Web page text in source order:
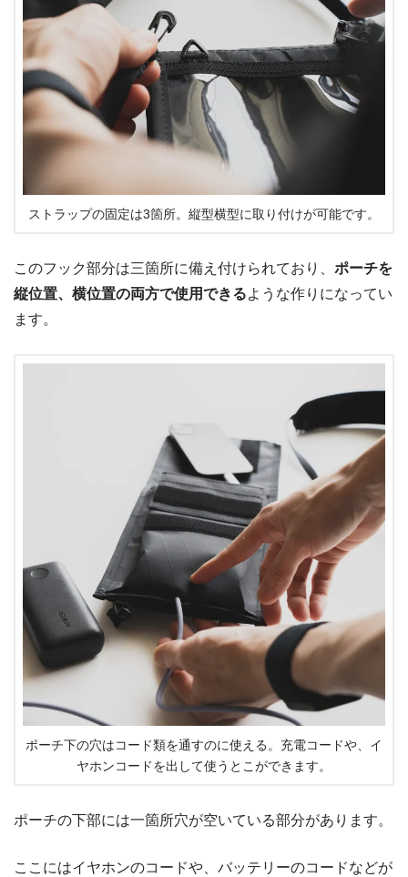
ストラップの固定は3箇所。縦型横型に取り付けが可能です。
このフック部分は三箇所に備え付けられており、 ポーチを
縦位置、横位置の両方で使用できるような作りになってい
ます。
ポーチ下の穴はコード類を通すのに使える。充電コードや、イ
ヤホンコードを出して使うとこができます。
ポーチの下部には一箇所穴が空いている部分があります。
ここにはイヤホンのコードや、バッテリーのコードなどが